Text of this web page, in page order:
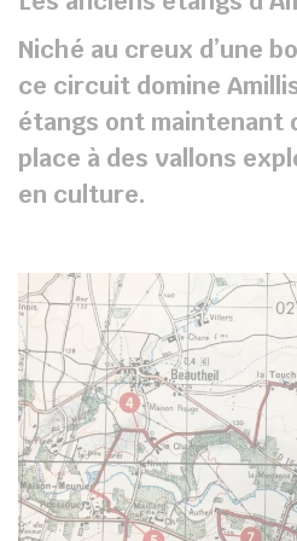
Niché au creux d’une
ce circuit domine
étangs ont maintenant
place à des vallons
en culture.